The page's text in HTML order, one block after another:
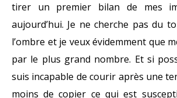
tirer un premier bilan de mes
aujourd’hui. Je ne cherche pas du
l’ombre et je veux évidemment que
par le plus grand nombre. Et si
suis incapable de courir après une
moins de copier ce qui est